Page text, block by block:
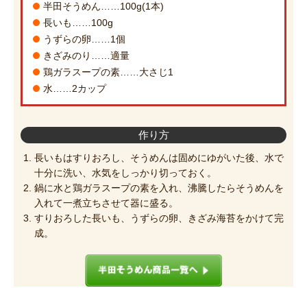
半田そうめん……100g(1本)
長いも……100g
うずらの卵……1個
きざみのり……適量
鶏ガラスープの素……大さじ1
水……2カップ
作り方
長いもはすりおろし、そうめんは固めにゆがいた後、水で
十分に洗い、水気をしっかり切っておく。
鍋に水と鶏ガラスープの素を入れ、沸騰したらそうめんを
入れて一煮立ちさせて器に盛る。
すりおろした長いも、うずらの卵、きざみ海苔をかけて完
成。